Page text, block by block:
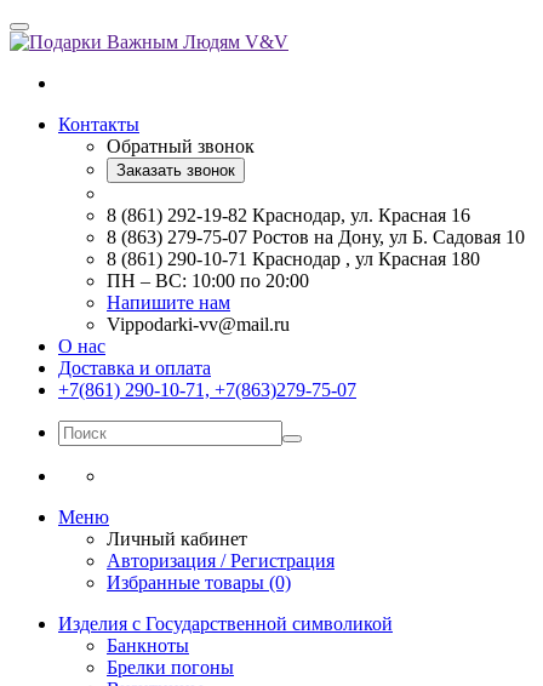
Контакты
Обратный звонок
Заказать звонок
8 (861) 292-19-82 Краснодар, ул. Красная 16
8 (863) 279-75-07 Ростов на Дону, ул Б. Садовая 10
8 (861) 290-10-71 Краснодар , ул Красная 180
ПН – ВС: 10:00 по 20:00
Напишите нам
Vippodarki-vv@mail.ru
О нас
Доставка и оплата
+7(861) 290-10-71, +7(863)279-75-07
Меню
Личный кабинет
Авторизация / Регистрация
Избранные товары (0)
Изделия с Государственной символикой
Банкноты
Брелки погоны